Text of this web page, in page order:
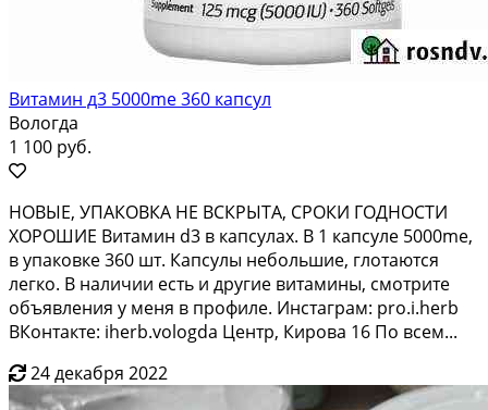
Витамин д3 5000me 360 капсул
Вологда
1 100 руб.
НОВЫЕ, УПАКОВКА НЕ ВСКРЫТА, СРОКИ ГОДНОСТИ
ХОРОШИЕ Витамин d3 в капсулах. В 1 капсуле 5000me,
в упаковке 360 шт. Капсулы небольшие, глотаются
легко. В наличии есть и другие витамины, смотрите
объявления у меня в профиле. Инстаграм: pro.i.herb
ВКонтакте: iherb.vologda Центр, Кирова 16 По всем...
24 декабря 2022